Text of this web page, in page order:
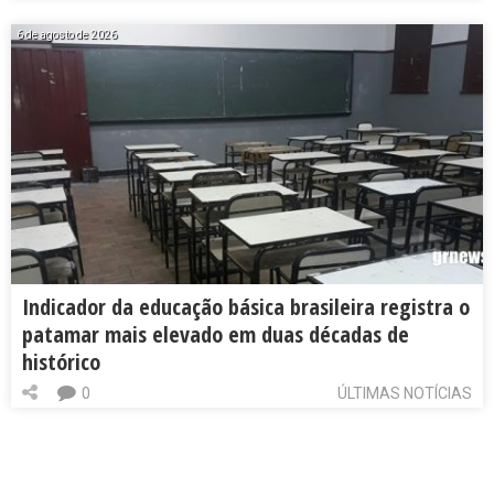
6 de agosto de 2026
Indicador da educação básica brasileira registra o
patamar mais elevado em duas décadas de
histórico
ÚLTIMAS NOTÍCIAS
0